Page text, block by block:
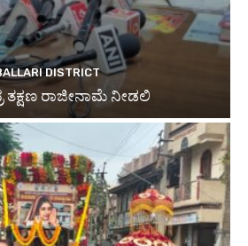
DISTRICT
ತಕ್ಷಣ ರಾಜೀನಾಮೆ ನೀಡಲಿ